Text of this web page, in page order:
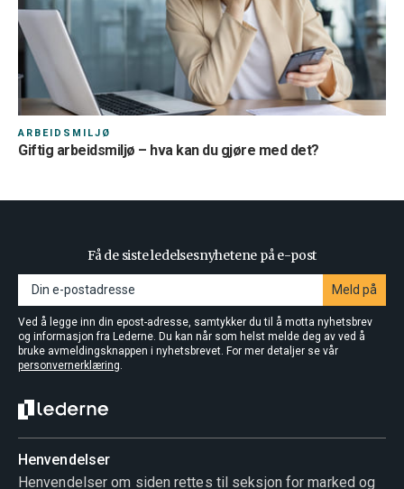
ARBEIDSMILJØ
Giftig arbeidsmiljø – hva kan du gjøre med det?
Få de siste ledelsesnyhetene på e-post
Meld på
Ved å legge inn din epost-adresse, samtykker du til å motta nyhetsbrev
og informasjon fra Lederne. Du kan når som helst melde deg av ved å
bruke avmeldingsknappen i nyhetsbrevet. For mer detaljer se vår
personvernerklæring.
Henvendelser
Henvendelser om siden rettes til seksjon for marked og